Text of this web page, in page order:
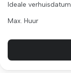
Ideale verhuisdatum
Max. Huur